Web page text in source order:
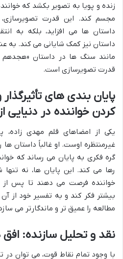
زنده و پویا به تصویر بکشد که
مجسم کند. این قدرت
داستان ها می افزاید، بلکه به
داستان نیز کمک شایانی می کند. به
مانند سنگ ها در داستان «هجدهم
قدرت تصویرسازی است.
پایان بندی های
کردن خواننده در دنیایی
یکی از امضاهای قلم مهدی زاده،
غیرمنتظره اوست. او غالباً داستان
گره فکری به پایان می رساند که
رها می کند. این پایان ها، نه تنها
خواننده فرصت می دهند تا پس از
بیشتر فکر کند و به تفسیر خود از
مطالعه را عمیق تر و ماندگارتر می
نقد و تحلیل سازنده:
با وجود تمام نقاط قوت، می توان در